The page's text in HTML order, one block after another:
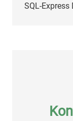
SQL-